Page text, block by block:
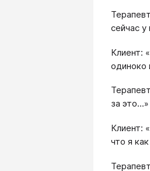
сейчас
Клиент:
одиноко
за
Клиент:
что я